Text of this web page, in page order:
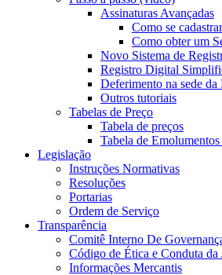
Assinaturas Avançadas
Como se
Como obter um
Novo Sistema de
Registro Digital
Deferimento na sede da
Outros tutoriais
Tabelas de Preço
Tabela de preços
Tabela de
Legislação
Instruções Normativas
Resoluções
Portarias
Ordem de Serviço
Transparência
Comitê Interno De
Código de Ética e Conduta
Informações Mercantis